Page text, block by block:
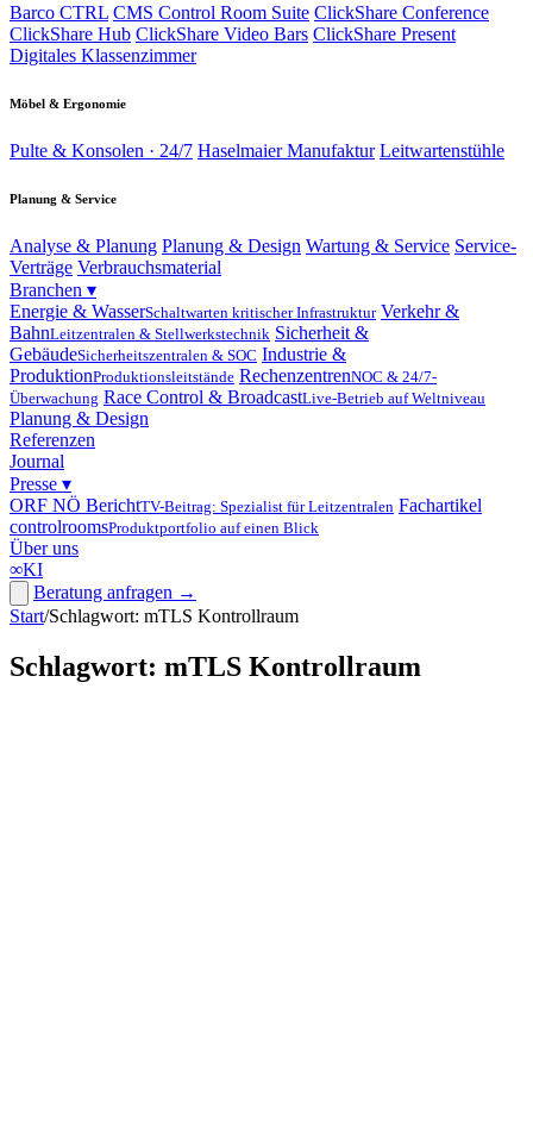
Barco CTRL CMS Control Room Suite ClickShare Conference
ClickShare Hub ClickShare Video Bars ClickShare Present
Digitales Klassenzimmer
Möbel & Ergonomie
Pulte & Konsolen · 24/7 Haselmaier Manufaktur Leitwartenstühle
Planung & Service
Analyse & Planung Planung & Design Wartung & Service Service-
Verträge Verbrauchsmaterial
Branchen ▾
Energie & WasserSchaltwarten kritischer Infrastruktur Verkehr &
BahnLeitzentralen & Stellwerkstechnik Sicherheit &
GebäudeSicherheitszentralen & SOC Industrie &
ProduktionProduktionsleitstände RechenzentrenNOC & 24/7-
Überwachung Race Control & BroadcastLive-Betrieb auf Weltniveau
Planung & Design
Referenzen
Journal
Presse ▾
ORF NÖ BerichtTV-Beitrag: Spezialist für Leitzentralen Fachartikel
controlroomsProduktportfolio auf einen Blick
Über uns
∞KI
Beratung anfragen →
Start/Schlagwort: mTLS Kontrollraum
Schlagwort: mTLS Kontrollraum